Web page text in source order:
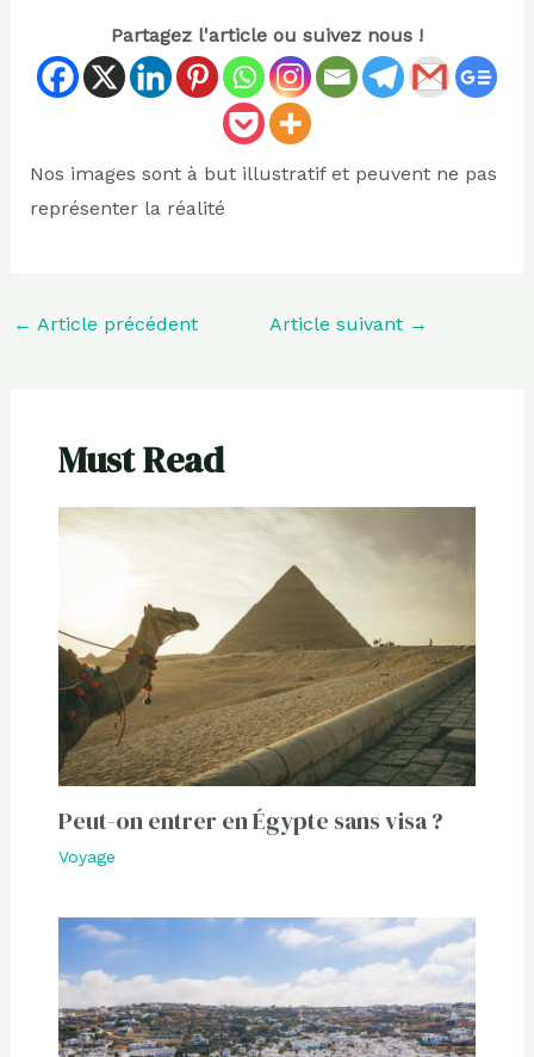
Partagez l'article ou suivez nous !
Nos images sont à but illustratif et peuvent ne pas
représenter la réalité
← Article précédent Article suivant →
Must Read
Peut-on entrer en Égypte sans visa ?
Voyage